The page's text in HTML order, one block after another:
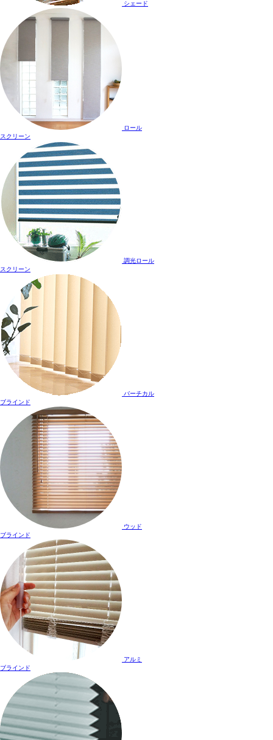
シェード
ロール
スクリーン
調光ロール
スクリーン
バーチカル
ブラインド
ウッド
ブラインド
アルミ
ブラインド